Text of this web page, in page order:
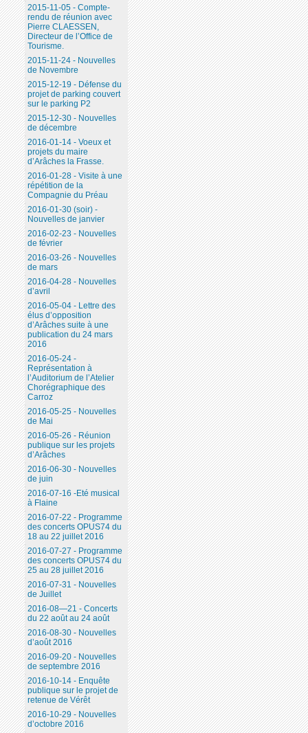
2015-11-05 - Compte-
rendu de réunion avec
Pierre CLAESSEN,
Directeur de l’Office de
Tourisme.
2015-11-24 - Nouvelles
de Novembre
2015-12-19 - Défense du
projet de parking couvert
sur le parking P2
2015-12-30 - Nouvelles
de décembre
2016-01-14 - Voeux et
projets du maire
d’Arâches la Frasse.
2016-01-28 - Visite à une
répétition de la
Compagnie du Préau
2016-01-30 (soir) -
Nouvelles de janvier
2016-02-23 - Nouvelles
de février
2016-03-26 - Nouvelles
de mars
2016-04-28 - Nouvelles
d’avril
2016-05-04 - Lettre des
élus d’opposition
d’Arâches suite à une
publication du 24 mars
2016
2016-05-24 -
Représentation à
l’Auditorium de l’Atelier
Chorégraphique des
Carroz
2016-05-25 - Nouvelles
de Mai
2016-05-26 - Réunion
publique sur les projets
d’Arâches
2016-06-30 - Nouvelles
de juin
2016-07-16 -Eté musical
à Flaine
2016-07-22 - Programme
des concerts OPUS74 du
18 au 22 juillet 2016
2016-07-27 - Programme
des concerts OPUS74 du
25 au 28 juillet 2016
2016-07-31 - Nouvelles
de Juillet
2016-08—21 - Concerts
du 22 août au 24 août
2016-08-30 - Nouvelles
d’août 2016
2016-09-20 - Nouvelles
de septembre 2016
2016-10-14 - Enquête
publique sur le projet de
retenue de Vérêt
2016-10-29 - Nouvelles
d’octobre 2016